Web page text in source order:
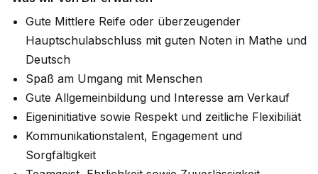
Gute Mittlere Reife oder überzeugender
Hauptschulabschluss mit guten Noten in Mathe und
Deutsch
Spaß am Umgang mit Menschen
Gute Allgemeinbildung und Interesse am Verkauf
Eigeninitiative sowie Respekt und zeitliche Flexibiliät
Kommunikationstalent, Engagement und
Sorgfältigkeit